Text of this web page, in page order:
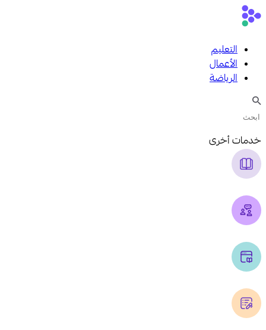
التعليم
الأعمال
الرياضة
خدمات أخرى